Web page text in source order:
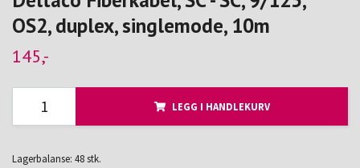
OS2, duplex, singlemode, 10m
145,-
LEGG I HANDLEKURV
Lagerbalanse: 48 stk.